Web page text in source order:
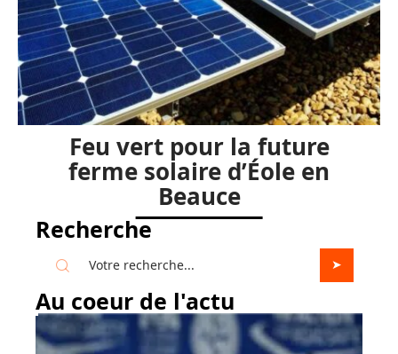
Feu vert pour la future
ferme solaire d’Éole en
Beauce
Recherche
Au coeur de l'actu